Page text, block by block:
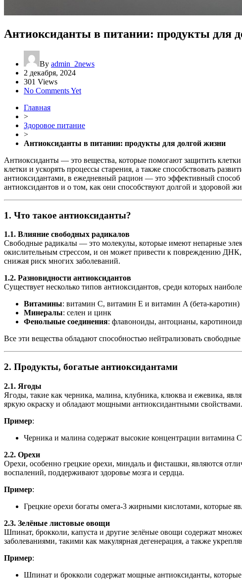
Антиоксиданты в питании: продукты для
By admin_2news
2 декабря, 2024
301 Views
No Comments Yet
Главная
>
Здоровое питание
>
Антиоксиданты в питании: продукты для долгой жизни
Антиоксиданты — это вещества, которые помогают защитить
клетки и ускорять процессы старения, а также способствовать
антиоксидантами, в ежедневный рацион — это эффективный способ
антиоксидантов и о том, как они способствуют долгой и здоровой
1. Что такое антиоксиданты?
1.1. Влияние свободных радикалов
Свободные радикалы — это молекулы, которые имеют непарные
окислительным стрессом, и он может привести к повреждению
снижая риск многих заболеваний.
1.2. Разновидности антиоксидантов
Существует несколько типов антиоксидантов, среди которых
Витамины: витамин C, витамин E и витамин A (бета-каротин)
Минералы: селен и цинк
Фенольные соединения: флавоноиды, антоцианы,
Все эти вещества обладают способностью нейтрализовать
2. Продукты, богатые антиоксидантами
2.1. Ягоды
Ягоды, такие как черника, малина, клубника, клюква и ежевика,
яркую окраску и обладают мощными антиоксидантными
Пример:
Черника и малина содержат высокие концентрации витамина
2.2. Орехи
Орехи, особенно грецкие орехи, миндаль и фисташки, являются
воспалений, поддерживают здоровье мозга и сердца.
Пример:
Грецкие орехи богаты омега-3 жирными кислотами, которые
2.3. Зелёные листовые овощи
Шпинат, брокколи, капуста и другие зелёные овощи содержат
заболеваниями, такими как макулярная дегенерация, а также
Пример:
Шпинат и брокколи содержат мощные антиоксиданты,